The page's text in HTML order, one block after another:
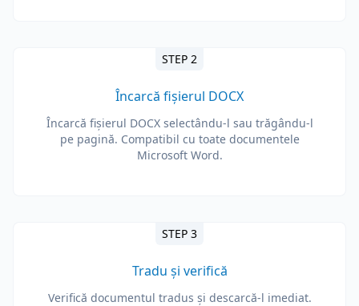
STEP 2
Încarcă fișierul DOCX
Încarcă fișierul DOCX selectându-l sau trăgându-l
pe pagină. Compatibil cu toate documentele
Microsoft Word.
STEP 3
Tradu și verifică
Verifică documentul tradus și descarcă-l imediat.